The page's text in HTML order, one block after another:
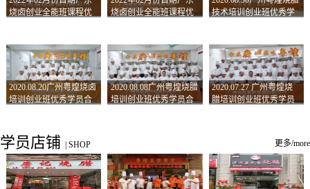
烧卤创业全能班课程优
烧卤创业全能班课程优
技术培训创业班优秀学
2020.08.20广州粤煌烧卤
培训创业班优秀学员合
2020.08.08广州粤煌烧腊
培训创业班优秀学员合
2020.07.27 广州粤煌烧
腊培训创业班优秀学员
学员店铺 SHOP 更多/more